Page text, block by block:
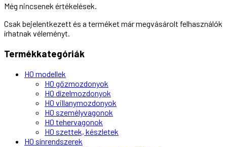
Még nincsenek értékelések.
Csak bejelentkezett és a terméket már megvásárolt felhasználók
írhatnak véleményt.
Termékkategóriák
H0 modellek
H0 gőzmozdonyok
H0 dízelmozdonyok
H0 villanymozdonyok
H0 személyvagonok
H0 tehervagonok
H0 szettek, készletek
H0 sínrendszerek